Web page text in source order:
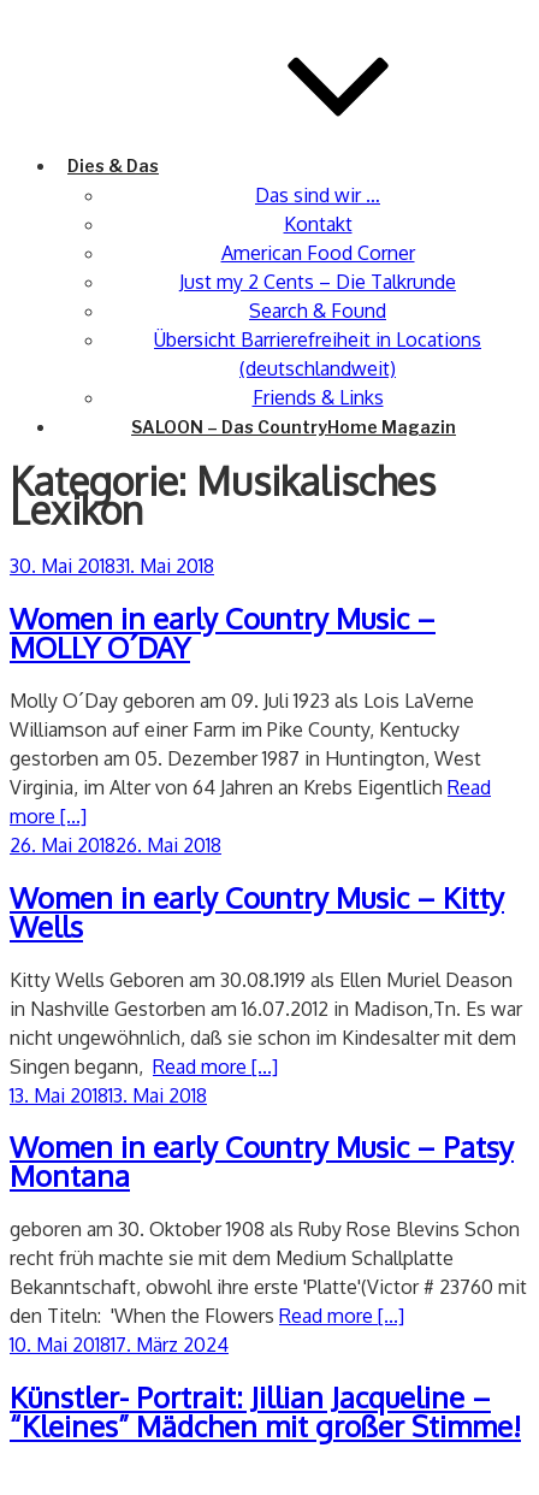
Dies & Das
Das sind wir …
Kontakt
American Food Corner
Just my 2 Cents – Die Talkrunde
Search & Found
Übersicht Barrierefreiheit in Locations
(deutschlandweit)
Friends & Links
SALOON – Das CountryHome Magazin
Kategorie: Musikalisches
Lexikon
Veröffentlicht
30. Mai 201831. Mai 2018
Women in early Country Music –
MOLLY O´DAY
Molly O´Day geboren am 09. Juli 1923 als Lois LaVerne
Williamson auf einer Farm im Pike County, Kentucky
gestorben am 05. Dezember 1987 in Huntington, West
Virginia, im Alter von 64 Jahren an Krebs Eigentlich Read
more [...]
Veröffentlicht
26. Mai 201826. Mai 2018
Women in early Country Music – Kitty
Wells
Kitty Wells Geboren am 30.08.1919 als Ellen Muriel Deason
in Nashville Gestorben am 16.07.2012 in Madison,Tn. Es war
nicht ungewöhnlich, daß sie schon im Kindesalter mit dem
Singen begann, Read more [...]
Veröffentlicht
13. Mai 201813. Mai 2018
Women in early Country Music – Patsy
Montana
geboren am 30. Oktober 1908 als Ruby Rose Blevins Schon
recht früh machte sie mit dem Medium Schallplatte
Bekanntschaft, obwohl ihre erste 'Platte'(Victor # 23760 mit
den Titeln: 'When the Flowers Read more [...]
Veröffentlicht
10. Mai 201817. März 2024
Künstler- Portrait: Jillian Jacqueline –
“Kleines” Mädchen mit großer Stimme!